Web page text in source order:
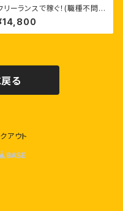
リーランスで稼ぐ！(職種不問！)
きなことを仕事に！
る
アウト